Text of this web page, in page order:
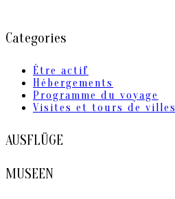
Categories
Être actif
Hébergements
Programme du voyage
Visites et tours de villes
AUSFLÜGE
MUSEEN